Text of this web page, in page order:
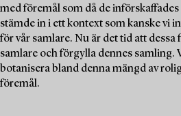
med föremål som då de
stämde in i ett kontext som kanske vi
för vår samlare. Nu är det tid att
samlare och förgylla dennes samling.
botanisera bland denna mängd av
föremål.